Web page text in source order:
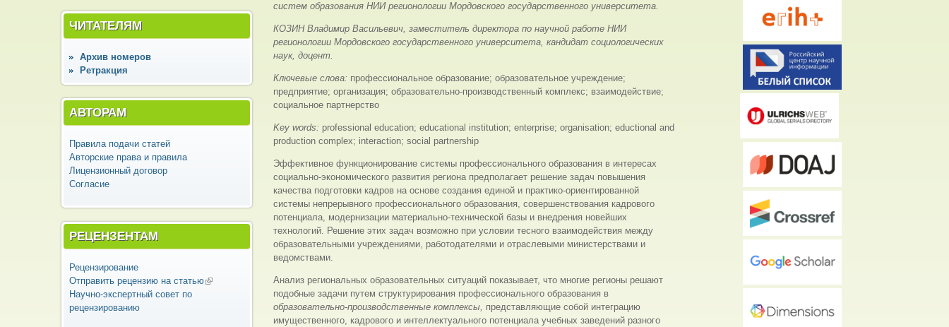
ЧИТАТЕЛЯМ
Архив номеров
Ретракция
АВТОРАМ
Правила подачи статей
Авторские права и правила
Лицензионный договор
Согласие
РЕЦЕНЗЕНТАМ
Рецензирование
Отправить рецензию на статью(внешняя
Научно-экспертный совет по
рецензированию
систем образования НИИ регионологии Мордовского государственного университета.
КОЗИН Владимир Васильевич, заместитель директора по научной работе НИИ
регионологии Мордовского государственного университета, кандидат социологических
наук, доцент.
Ключевые слова: профессиональное образование; образовательное учреждение;
предприятие; организация; образовательно-производственный комплекс; взаимодействие;
социальное партнерство
Key words: professional education; educational institution; enterprise; organisation; eductional and
production complex; interaction; social partnership
Эффективное функционирование системы профессионального образования в интересах
социально-экономического развития региона предполагает решение задач повышения
качества подготовки кадров на основе создания единой и практико-ориентированной
системы непрерывного профессионального образования, совершенствования кадрового
потенциала, модернизации материально-технической базы и внедрения новейших
технологий. Решение этих задач возможно при условии тесного взаимодействия между
образовательными учреждениями, работодателями и отраслевыми министерствами и
ведомствами.
Анализ региональных образовательных ситуаций показывает, что многие регионы решают
подобные задачи путем структурирования профессионального образования в
образовательно-производственные комплексы, представляющие собой интеграцию
имущественного, кадрового и интеллектуального потенциала учебных заведений разного